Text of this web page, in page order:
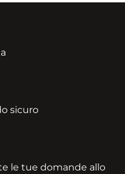
sicuro
le tue domande allo